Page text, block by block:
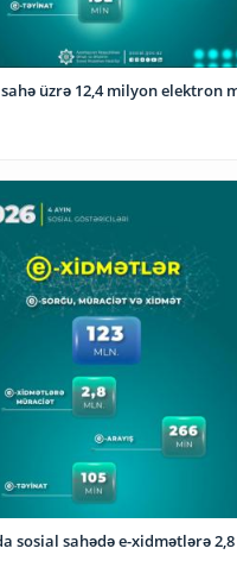
üzrə 12,4 milyon elektron
sosial sahədə e-xidmətlərə